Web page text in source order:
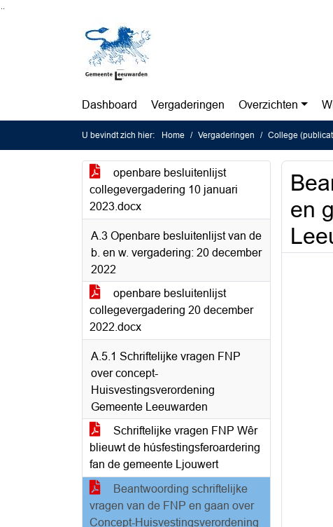
Dashboard Vergaderingen Overzichten
U bevindt zich hier: Home Vergaderingen College
openbare besluitenlijst
collegevergadering 10 januari
2023.docx
A.3 Openbare besluitenlijst van de
b. en w. vergadering: 20 december
2022
openbare besluitenlijst
collegevergadering 20 december
2022.docx
A.5.1 Schriftelijke vragen FNP
over concept-
Huisvestingsverordening
Gemeente Leeuwarden
Schriftelijke vragen FNP Wêr
blieuwt de húsfestingsferoardering
fan de gemeente Ljouwert
Beantwoording schriftelijke
vragen van de FNP en gaan over
Concept-Huisvestingsverordening
en